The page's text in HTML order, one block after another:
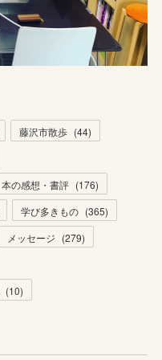
藤沢市散歩 (44)
本の感想・書評 (176)
学び多きもの (365)
メッセージ (279)
(10)